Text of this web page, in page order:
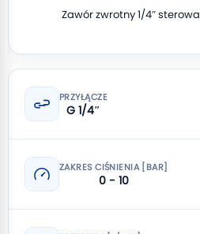
Zawór zwrotny 1/4″
PRZYŁĄCZE
G 1/4″
ZAKRES CIŚNIENIA [BAR]
0 - 10